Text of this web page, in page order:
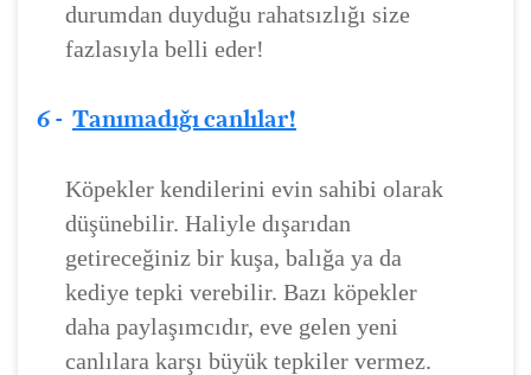
durumdan duyduğu rahatsızlığı size
fazlasıyla belli eder!
6 - Tanımadığı canlılar!
Köpekler kendilerini evin sahibi olarak
düşünebilir. Haliyle dışarıdan
getireceğiniz bir kuşa, balığa ya da
kediye tepki verebilir. Bazı köpekler
daha paylaşımcıdır, eve gelen yeni
canlılara karşı büyük tepkiler vermez.